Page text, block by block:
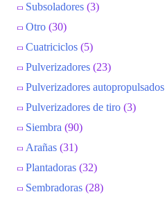
Subsoladores (3)
Otro (30)
Cuatriciclos (5)
Pulverizadores (23)
Pulverizadores autopropulsados
Pulverizadores de tiro (3)
Siembra (90)
Arañas (31)
Plantadoras (32)
Sembradoras (28)